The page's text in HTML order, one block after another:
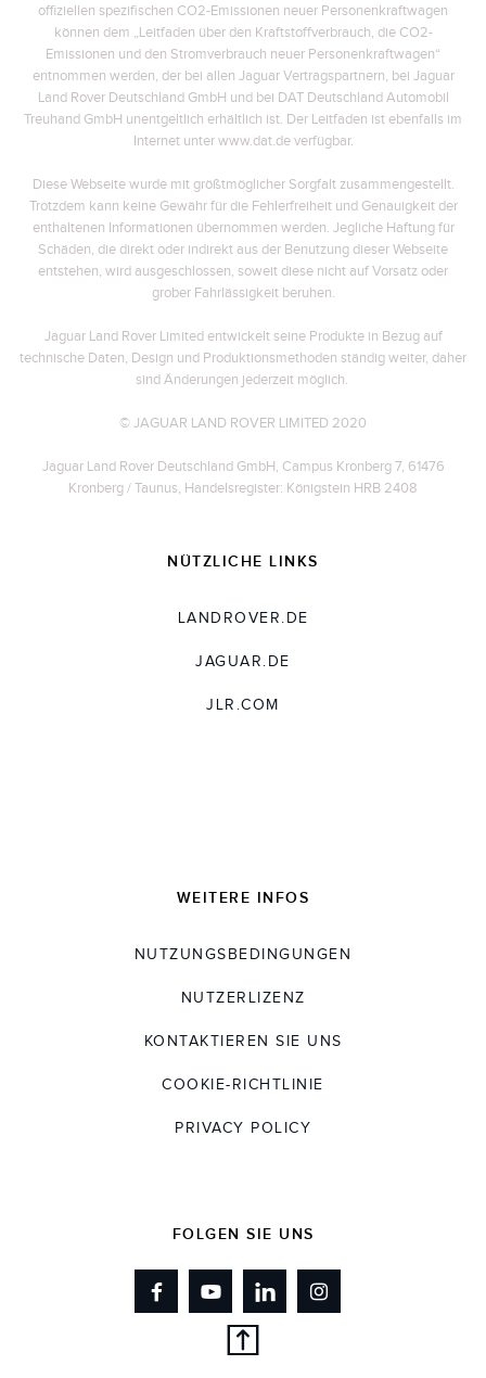
offiziellen spezifischen CO2-Emissionen neuer Personenkraftwagen
können dem „Leitfaden über den Kraftstoffverbrauch, die CO2-
Emissionen und den Stromverbrauch neuer Personenkraftwagen“
entnommen werden, der bei allen Jaguar Vertragspartnern, bei Jaguar
Land Rover Deutschland GmbH und bei DAT Deutschland Automobil
Treuhand GmbH unentgeltlich erhältlich ist. Der Leitfaden ist ebenfalls im
Internet unter www.dat.de verfügbar.
Diese Webseite wurde mit größtmöglicher Sorgfalt zusammengestellt.
Trotzdem kann keine Gewähr für die Fehlerfreiheit und Genauigkeit der
enthaltenen Informationen übernommen werden. Jegliche Haftung für
Schäden, die direkt oder indirekt aus der Benutzung dieser Webseite
entstehen, wird ausgeschlossen, soweit diese nicht auf Vorsatz oder
grober Fahrlässigkeit beruhen.
Jaguar Land Rover Limited entwickelt seine Produkte in Bezug auf
technische Daten, Design und Produktionsmethoden ständig weiter, daher
sind Änderungen jederzeit möglich.
© JAGUAR LAND ROVER LIMITED 2020
Jaguar Land Rover Deutschland GmbH, Campus Kronberg 7, 61476
Kronberg / Taunus, Handelsregister: Königstein HRB 2408
NÜTZLICHE LINKS
LANDROVER.DE
JAGUAR.DE
JLR.COM
WEITERE INFOS
NUTZUNGSBEDINGUNGEN
NUTZERLIZENZ
KONTAKTIEREN SIE UNS
COOKIE-RICHTLINIE
PRIVACY POLICY
FOLGEN SIE UNS